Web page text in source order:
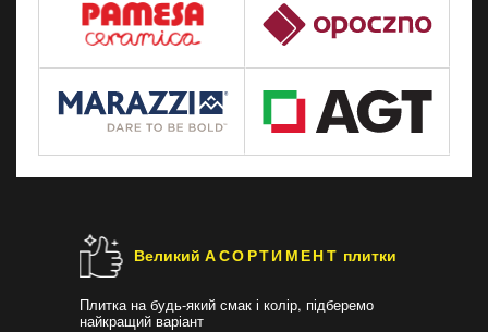
ВеликийАСОРТИМЕНТ плитки
Плитка на будь-який смак і колір, підберемо
найкращий варіант